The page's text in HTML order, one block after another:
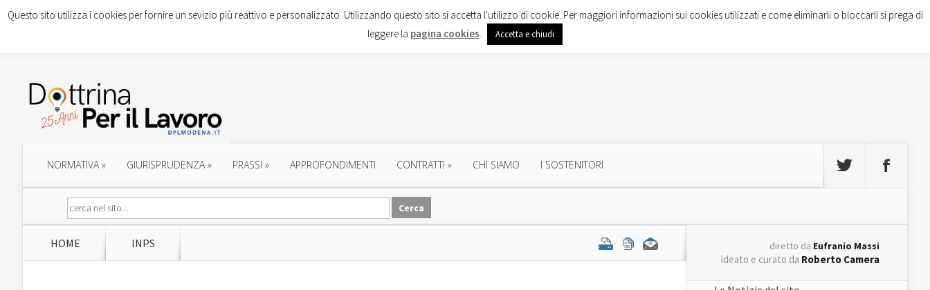
NORMATIVA» GIURISPRUDENZA» PRASSI » APPROFONDIMENTI CONTRATTI » CHI SIAMO I SOSTENITORI
HOME INPS diretto da Eufranio Massi
ideato e curato da Roberto Camera
Questo sito utilizza i cookies per fornire un sevizio più reattivo e personalizzato. Utilizzando questo sito si accetta l'utilizzo di cookie. Per maggiori informazioni sui cookies utilizzati e come eliminarli o bloccarli si prega di
leggere la pagina cookies. Accetta e chiudi